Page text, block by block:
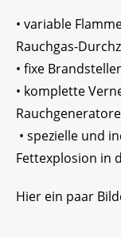
• variable
Rauchgas-
• fixe
• komplette
• spezielle und
Fettexplosion in
Hier ein paar